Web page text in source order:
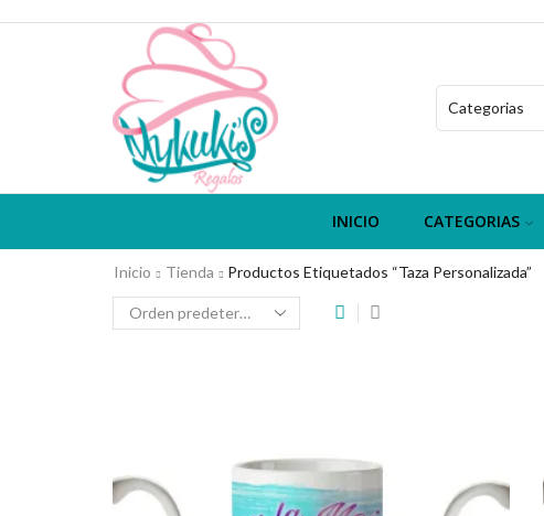
INICIO CATEGORIAS
Inicio Tienda Productos Etiquetados “taza Personalizada”